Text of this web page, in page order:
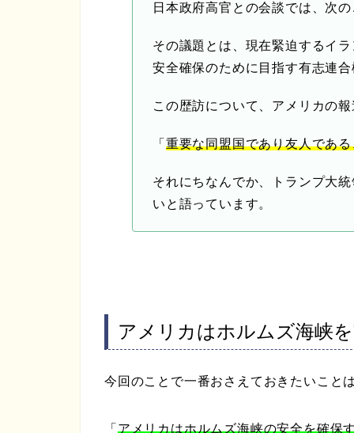
日本政府高官との会談では、次
その議題とは、現在緊迫するイ
安全確保のために目指す有志連
この歴訪について、アメリカの
「 重要な同盟国であり友人であ
それにちなんでか、トランプ大
いと語っています。
アメリカはホルムズ海峡
今回のことで一番おさえておきたいこと
「 アメリカはホルムズ海峡の安全を確保